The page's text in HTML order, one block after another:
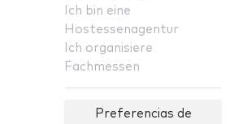
Ich bin eine
Hostessenagentur
Ich organisiere
Fachmessen
Preferencias de